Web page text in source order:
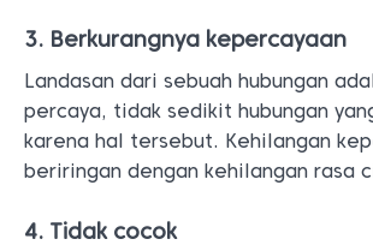
3. Berkurangnya kepercayaan
Landasan dari sebuah hubungan
percaya, tidak sedikit hubungan
karena hal tersebut. Kehilangan
beriringan dengan kehilangan rasa
4. Tidak cocok